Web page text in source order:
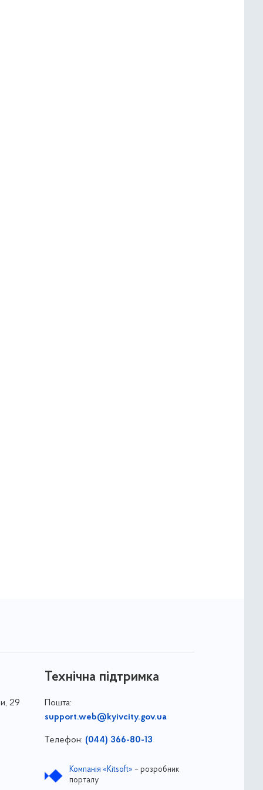
29
Технічна підтримка
Пошта:
support.web@kyivcity.gov.ua
Телефон: (044) 366-80-13
Компанія «Kitsoft» – розробник
порталу